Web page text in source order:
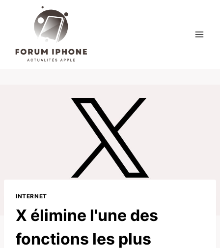
INTERNET
X élimine l'une des
fonctions les plus